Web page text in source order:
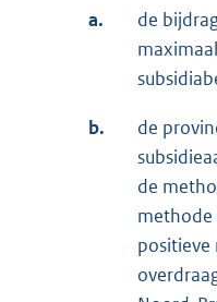
a.
de
b.
de
de
positieve